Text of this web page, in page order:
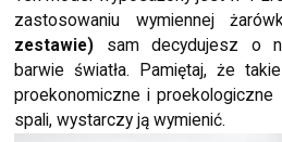
zastosowaniu wymiennej
zestawie) sam decydujesz o
barwie światła. Pamiętaj, że
proekonomiczne i
spali, wystarczy ją wymienić.